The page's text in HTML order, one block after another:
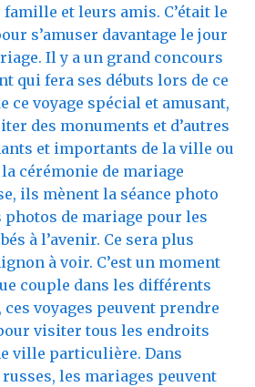
et leurs amis. C’était le
s’amuser davantage le jour
Il y a un grand concours
qui fera ses débuts lors de ce
ce voyage spécial et amusant,
des monuments et d’autres
et importants de la ville ou
cérémonie de mariage
ils mènent la séance photo
de mariage pour les
à l’avenir. Ce sera plus
à voir. C’est un moment
couple dans les différents
voyages peuvent prendre
visiter tous les endroits
ville particulière. Dans
les mariages peuvent